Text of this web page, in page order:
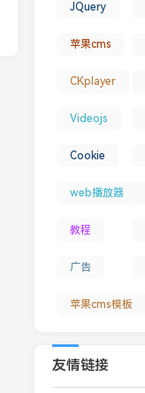
JQuery
苹果cms
CKplayer
Videojs
Cookie
web播放器
教程
广告
苹果cms模板
友情链接